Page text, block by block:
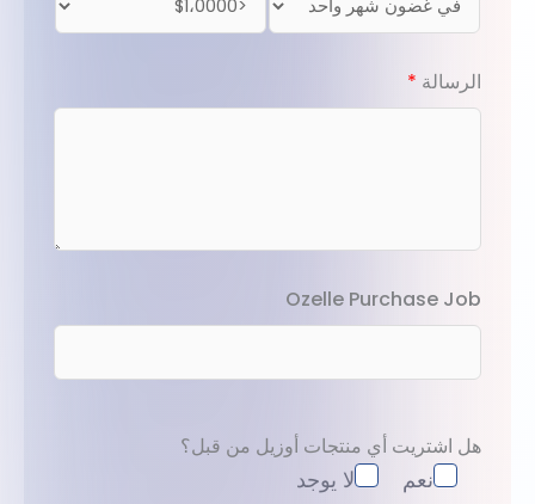
الرسالة *
Ozelle Purchase Job
هل اشتريت أي منتجات أوزيل من قبل؟
نعم لا يوجد